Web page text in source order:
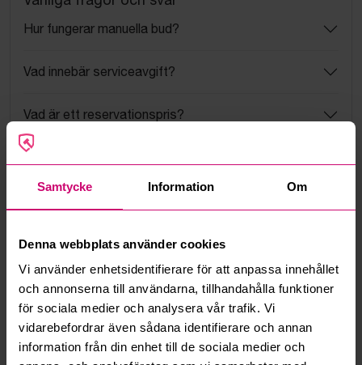
Samtycke Information Om
Denna webbplats använder cookies
Vi använder enhetsidentifierare för att anpassa innehållet
och annonserna till användarna, tillhandahålla funktioner
för sociala medier och analysera vår trafik. Vi
vidarebefordrar även sådana identifierare och annan
information från din enhet till de sociala medier och
Hur fungerar manuella bud?
Vad innebär serviceavgift?
Vad är ett reservationspris?
Kan jag ångra ett bud?
Kan ni frakta mina vunna objekt?
Läs fler frågor och svar